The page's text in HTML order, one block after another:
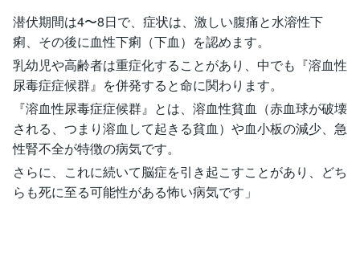
潜伏期間は4〜8日で、症状は、激しい腹痛と水溶性下
痢、その後に血性下痢（下血）を認めます。
乳幼児や高齢者は重症化することがあり、中でも『溶血性
尿毒症症候群』を併発すると命に関わります。
『溶血性尿毒症症候群』とは、溶血性貧血（赤血球が破壊
される、つまり溶血して起きる貧血）や血小板の減少、急
性腎不全が特徴の病気です。
さらに、これに続いて脳症を引き起こすことがあり、どち
らも死に至る可能性がある怖い病気です」